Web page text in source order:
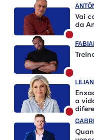
Vai
da
a